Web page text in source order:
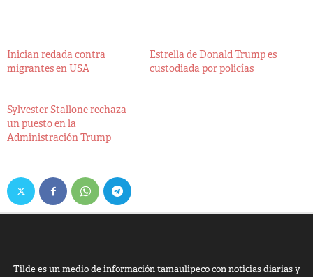
Inician redada contra
migrantes en USA
Estrella de Donald Trump es
custodiada por policías
Sylvester Stallone rechaza
un puesto en la
Administración Trump
Tilde es un medio de información tamaulipeco con noticias diarias y